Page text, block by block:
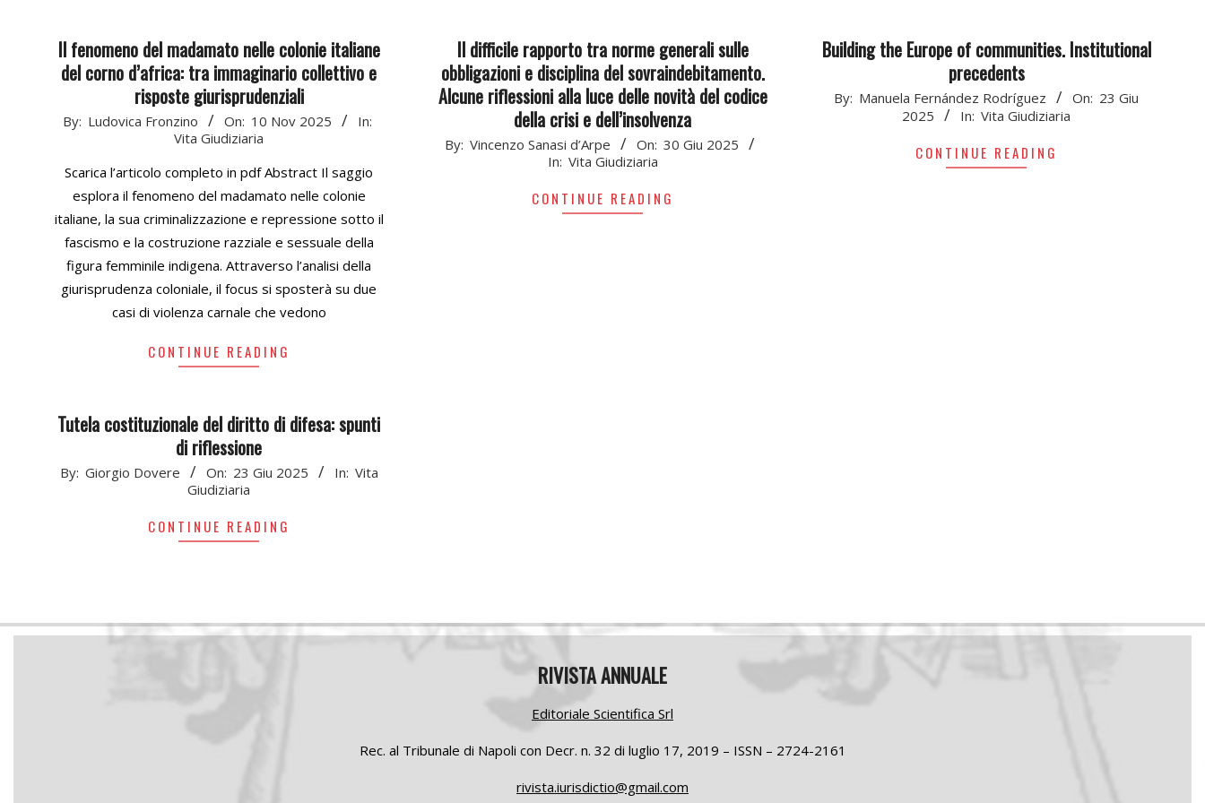
Il fenomeno del madamato nelle colonie italiane
del corno d’africa: tra immaginario collettivo e
risposte giurisprudenziali
2025-
10
By: Ludovica Fronzino On: 10 Nov 2025
In:
Vita Giudiziaria
Scarica l’articolo completo in pdf Abstract Il saggio
esplora il fenomeno del madamato nelle colonie
italiane, la sua criminalizzazione e repressione sotto il
fascismo e la costruzione razziale e sessuale della
figura femminile indigena. Attraverso l’analisi della
giurisprudenza coloniale, il focus si sposterà su due
casi di violenza carnale che vedono
CONTINUE READING
Il difficile rapporto tra norme generali sulle
obbligazioni e disciplina del sovraindebitamento.
Alcune riflessioni alla luce delle novità del codice
della crisi e dell’insolvenza
2025-
By: Vincenzo Sanasi d’Arpe On: 30 Giu 2025
In: Vita Giudiziaria
CONTINUE READING
Building the Europe of communities. Institutional
precedents
2025-
By: Manuela Fernández Rodríguez On: 23 Giu
2025
In: Vita Giudiziaria
CONTINUE READING
Tutela costituzionale del diritto di difesa: spunti
di riflessione
2025-
By: Giorgio Dovere On: 23 Giu 2025 In: Vita
Giudiziaria
CONTINUE READING
RIVISTA ANNUALE
Editoriale Scientifica Srl
Rec. al Tribunale di Napoli con Decr. n. 32 di luglio 17, 2019 – ISSN – 2724-2161
rivista.iurisdictio@gmail.com